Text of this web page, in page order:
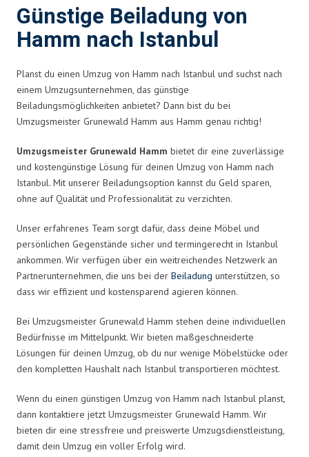
Günstige Beiladung von
Hamm nach Istanbul
Planst du einen Umzug von Hamm nach Istanbul und suchst nach
einem Umzugsunternehmen, das günstige
Beiladungsmöglichkeiten anbietet? Dann bist du bei
Umzugsmeister Grunewald Hamm aus Hamm genau richtig!
Umzugsmeister Grunewald Hamm bietet dir eine zuverlässige
und kostengünstige Lösung für deinen Umzug von Hamm nach
Istanbul. Mit unserer Beiladungsoption kannst du Geld sparen,
ohne auf Qualität und Professionalität zu verzichten.
Unser erfahrenes Team sorgt dafür, dass deine Möbel und
persönlichen Gegenstände sicher und termingerecht in Istanbul
ankommen. Wir verfügen über ein weitreichendes Netzwerk an
Partnerunternehmen, die uns bei der Beiladung unterstützen, so
dass wir effizient und kostensparend agieren können.
Bei Umzugsmeister Grunewald Hamm stehen deine individuellen
Bedürfnisse im Mittelpunkt. Wir bieten maßgeschneiderte
Lösungen für deinen Umzug, ob du nur wenige Möbelstücke oder
den kompletten Haushalt nach Istanbul transportieren möchtest.
Wenn du einen günstigen Umzug von Hamm nach Istanbul planst,
dann kontaktiere jetzt Umzugsmeister Grunewald Hamm. Wir
bieten dir eine stressfreie und preiswerte Umzugsdienstleistung,
damit dein Umzug ein voller Erfolg wird.